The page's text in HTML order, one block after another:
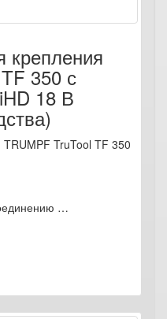
крепления
350 с
18 В
TruTool TF 350
…